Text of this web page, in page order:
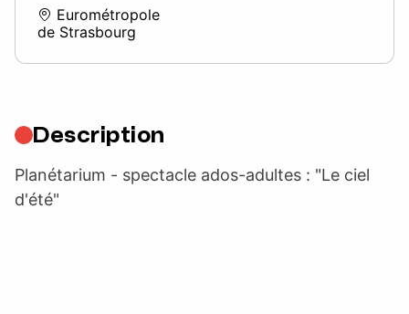
Eurométropole
de Strasbourg
Description
Planétarium - spectacle ados-adultes : "Le ciel
d'été"